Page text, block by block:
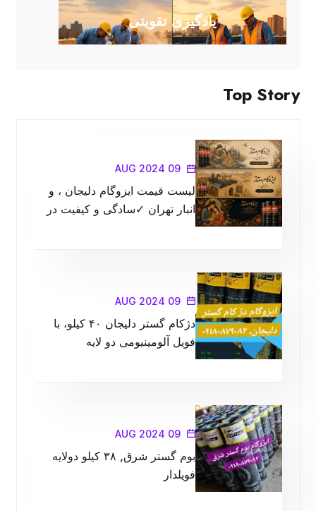
یادگیری تقویتی
Top Story
09 AUG 2024
لیست قیمت ایزوگام دلیجان ، و
انبار تهران ✓سادگی و کیفیت در
09 AUG 2024
دژکام گستر دلیجان ۴۰ کیلو، با
فویل آلومینیومی دو لایه
09 AUG 2024
بوم گستر شرق, ۳۸ کیلو دولایه
فویلدار